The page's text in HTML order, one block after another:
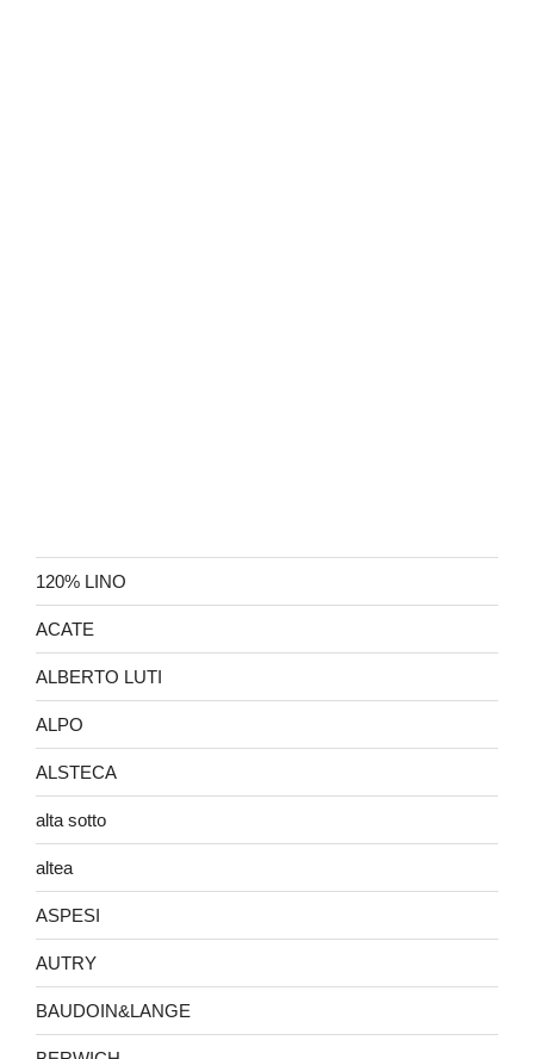
120% LINO
ACATE
ALBERTO LUTI
ALPO
ALSTECA
alta sotto
altea
ASPESI
AUTRY
BAUDOIN&LANGE